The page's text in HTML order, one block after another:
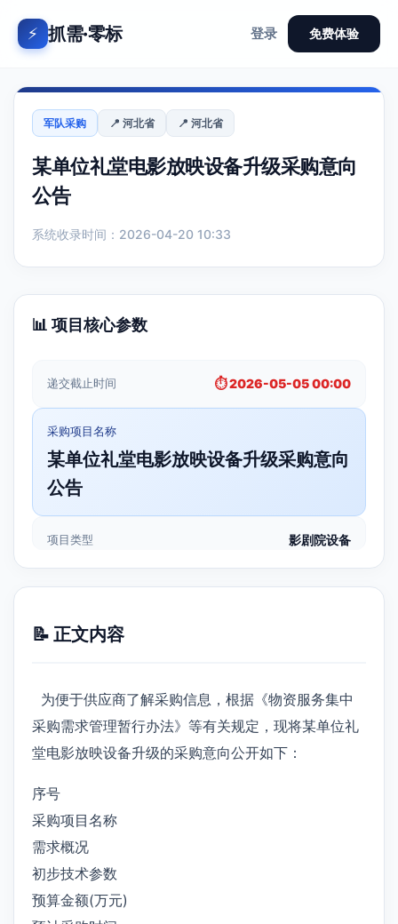
⚡ 抓需·零标 登录 免费体验
军队采购 📍 河北省 📍 河北省
某单位礼堂电影放映设备升级采购意向
公告
系统收录时间：2026-04-20 10:33
📊 项目核心参数
递交截止时间 ⏱️ 2026-05-05 00:00
采购项目名称
某单位礼堂电影放映设备升级采购意向
公告
项目类型 影剧院设备
📝 正文内容
为便于供应商了解采购信息，根据《物资服务集中
采购需求管理暂行办法》等有关规定，现将某单位礼
堂电影放映设备升级的采购意向公开如下：
序号
采购项目名称
需求概况
初步技术参数
预算金额(万元)